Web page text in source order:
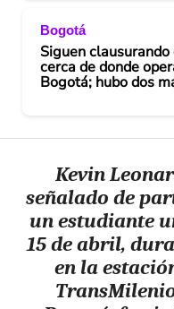
Bogotá
Siguen
cerca de donde
Bogotá; hubo dos
Kevin
señalado de
un estudiante
15 de abril,
en la